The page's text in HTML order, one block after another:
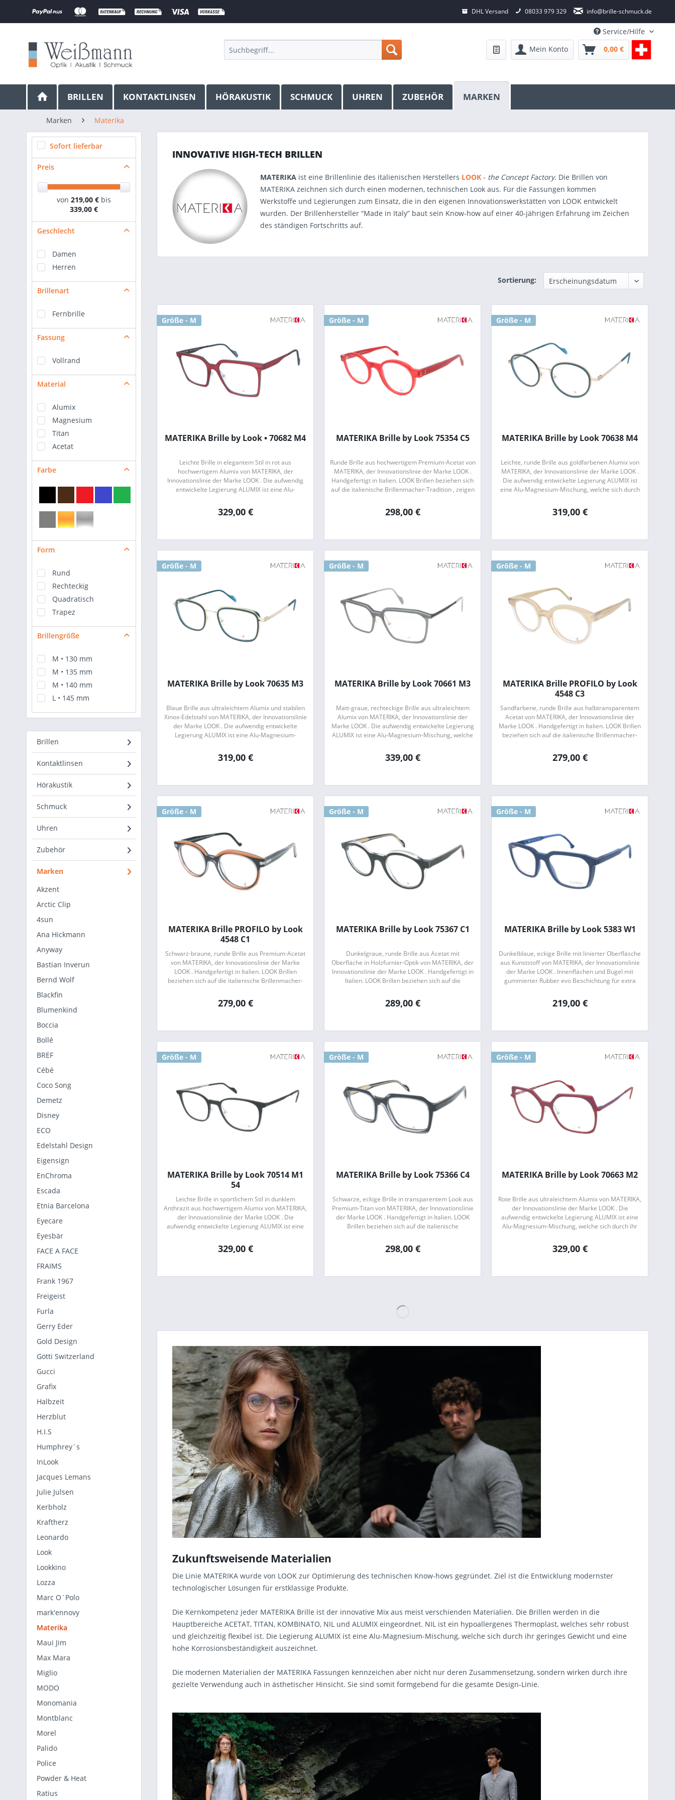
DHL Versand 08033 979 329 info@brille-schmuck.de
Service/Hilfe
Mein Konto
0,00 €
BRILLEN KONTAKTLINSEN HÖRAKUSTIK SCHMUCK UHREN ZUBEHÖR MARKEN
Marken Materika
Sofort lieferbar
Preis
von 219,00 € bis
339,00 €
Geschlecht
Damen
Herren
Brillenart
Fernbrille
Fassung
Vollrand
Material
Alumix
Magnesium
Titan
Acetat
Farbe
Form
Rund
Rechteckig
Quadratisch
Trapez
Brillengröße
M • 130 mm
M • 135 mm
M • 140 mm
L • 145 mm
Brillen
Kontaktlinsen
Hörakustik
Schmuck
Uhren
Zubehör
Marken
Akzent
Arctic Clip
4sun
Ana Hickmann
Anyway
Bastian Inverun
Bernd Wolf
Blackfin
Blumenkind
Boccia
Bollé
BREF
Cébé
Coco Song
Demetz
Disney
ECO
Edelstahl Design
Eigensign
EnChroma
Escada
Etnia Barcelona
Eyecare
Eyesbär
FACE A FACE
FRAIMS
Frank 1967
Freigeist
Furla
Gerry Eder
Gold Design
Götti Switzerland
Gucci
Grafix
Halbzeit
Herzblut
H.I.S
Humphrey´s
InLook
Jacques Lemans
Julie Julsen
Kerbholz
Kraftherz
Leonardo
Look
Lookkino
Lozza
Marc O`Polo
mark'ennovy
Materika
Maui Jim
Max Mara
Miglio
MODO
Monomania
Montblanc
Morel
Palido
Police
Powder & Heat
Ratius
INNOVATIVE HIGH-TECH BRILLEN
MATERIKA ist eine Brillenlinie des italienischen Herstellers LOOK - the Concept Factory. Die Brillen von
MATERIKA zeichnen sich durch einen modernen, technischen Look aus. Für die Fassungen kommen
Werkstoffe und Legierungen zum Einsatz, die in den eigenen Innovationswerkstätten von LOOK entwickelt
wurden. Der Brillenhersteller “Made in Italy” baut sein Know-how auf einer 40-jährigen Erfahrung im Zeichen
des ständigen Fortschritts auf.
Sortierung:
Größe - M
MATERIKA Brille by Look • 70682 M4
Leichte Brille in elegantem Stil in rot aus
hochwertigem Alumix von MATERIKA, der
Innovationslinie der Marke LOOK . Die aufwendig
entwickelte Legierung ALUMIX ist eine Alu-
geringes Gewicht und...
329,00 €
Größe - M
MATERIKA Brille by Look 75354 C5
Runde Brille aus hochwertigem Premium-Acetat von
MATERIKA, der Innovationslinie der Marke LOOK .
Handgefertigt in Italien. LOOK Brillen beziehen sich
auf die italienische Brillenmacher-Tradition , zeigen
298,00 €
Größe - M
MATERIKA Brille by Look 70638 M4
Leichte, runde Brille aus goldfarbenen Alumix von
MATERIKA, der Innovationslinie der Marke LOOK .
Die aufwendig entwickelte Legierung ALUMIX ist
eine Alu-Magnesium-Mischung, welche sich durch
319,00 €
Größe - M
MATERIKA Brille by Look 70635 M3
Blaue Brille aus ultraleichtem Alumix und stabilen
Xinox-Edelstahl von MATERIKA, der Innovationslinie
der Marke LOOK . Die aufwendig entwickelte
Legierung ALUMIX ist eine Alu-Magnesium-
und...
319,00 €
Größe - M
MATERIKA Brille by Look 70661 M3
Matt-graue, rechteckige Brille aus ultraleichtem
Alumix von MATERIKA, der Innovationslinie der
Marke LOOK . Die aufwendig entwickelte Legierung
ALUMIX ist eine Alu-Magnesium-Mischung, welche
339,00 €
Größe - M
MATERIKA Brille PROFILO by Look
4548 C3
Sandfarbene, runde Brille aus halbtransparentem
Acetat von MATERIKA, der Innovationslinie der
Marke LOOK . Handgefertigt in Italien. LOOK Brillen
beziehen sich auf die italienische Brillenmacher-
279,00 €
Größe - M
MATERIKA Brille PROFILO by Look
4548 C1
Schwarz-braune, runde Brille aus Premium-Acetat
von MATERIKA, der Innovationslinie der Marke
LOOK . Handgefertigt in Italien. LOOK Brillen
beziehen sich auf die italienische Brillenmacher-
279,00 €
Größe - M
MATERIKA Brille by Look 75367 C1
Dunkelgraue, runde Brille aus Acetat mit
Oberfläche in Holzfurnier-Optik von MATERIKA, der
Innovationslinie der Marke LOOK . Handgefertigt in
Italien. LOOK Brillen beziehen sich auf die
289,00 €
Größe - M
MATERIKA Brille by Look 5383 W1
Dunkelblaue, eckige Brille mit linierter Oberfläsche
aus Kunststoff von MATERIKA, der Innovationslinie
der Marke LOOK . Innenflächen und Bügel mit
gummierter Rubber evo Beschichtung für extra
219,00 €
Größe - M
MATERIKA Brille by Look 70514 M1
54
Leichte Brille in sportlichem Stil in dunklem
Anthrazit aus hochwertigem Alumix von MATERIKA,
der Innovationslinie der Marke LOOK . Die
aufwendig entwickelte Legierung ALUMIX ist eine
329,00 €
Größe - M
MATERIKA Brille by Look 75366 C4
Schwarze, eckige Brille in transparentem Look aus
Premium-Titan von MATERIKA, der Innovationslinie
der Marke LOOK . Handgefertigt in Italien. LOOK
Brillen beziehen sich auf die italienische
298,00 €
Größe - M
MATERIKA Brille by Look 70663 M2
Rote Brille aus ultraleichtem Alumix von MATERIKA,
der Innovationslinie der Marke LOOK . Die
aufwendig entwickelte Legierung ALUMIX ist eine
Alu-Magnesium-Mischung, welche sich durch ihr
329,00 €
Zukunftsweisende Materialien
Die Linie MATERIKA wurde von LOOK zur Optimierung des technischen Know-hows gegründet. Ziel ist die Entwicklung modernster
technologischer Lösungen für erstklassige Produkte.
Die Kernkompetenz jeder MATERIKA Brille ist der innovative Mix aus meist verschienden Materialien. Die Brillen werden in die
Hauptbereiche ACETAT, TITAN, KOMBINATO, NIL und ALUMIX eingeordnet. NIL ist ein hypoallergenes Thermoplast, welches sehr robust
und gleichzeitig flexibel ist. Die Legierung ALUMIX ist eine Alu-Magnesium-Mischung, welche sich durch ihr geringes Gewicht und eine
hohe Korrosionsbeständigkeit auszeichnet.
Die modernen Materialien der MATERIKA Fassungen kennzeichen aber nicht nur deren Zusammensetzung, sondern wirken durch ihre
gezielte Verwendung auch in ästhetischer Hinsicht. Sie sind somit formgebend für die gesamte Design-Linie.